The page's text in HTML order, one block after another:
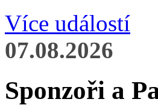
Více událostí
07.08.2026
Sponzoři a